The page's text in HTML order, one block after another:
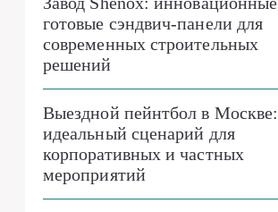
готовые сэндвич-панели для
современных строительных
решений
Выездной пейнтбол в Москве:
идеальный сценарий для
корпоративных и частных
мероприятий